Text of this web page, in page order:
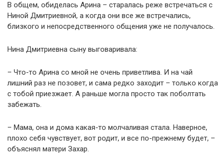
В общем, обиделась Арина – старалась реже встречаться с
Ниной Дмитриевной, а когда они все же встречались,
близкого и непосредственного общения уже не получалось.
Нина Дмитриевна сыну выговаривала:
– Что-то Арина со мной не очень приветлива. И на чай
лишний раз не позовет, и сама редко заходит – только когда
с тобой приезжает. А раньше могла просто так поболтать
забежать.
– Мама, она и дома какая-то молчаливая стала. Наверное,
плохо себя чувствует, вот родит, и все по-прежнему будет, –
объяснял матери Захар.